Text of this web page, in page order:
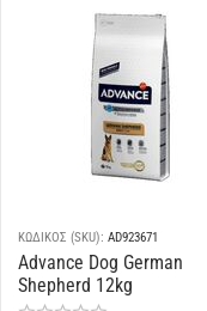
ΚΩΔΙΚΟΣ (SKU): AD923671
Advance Dog German
Shepherd 12kg